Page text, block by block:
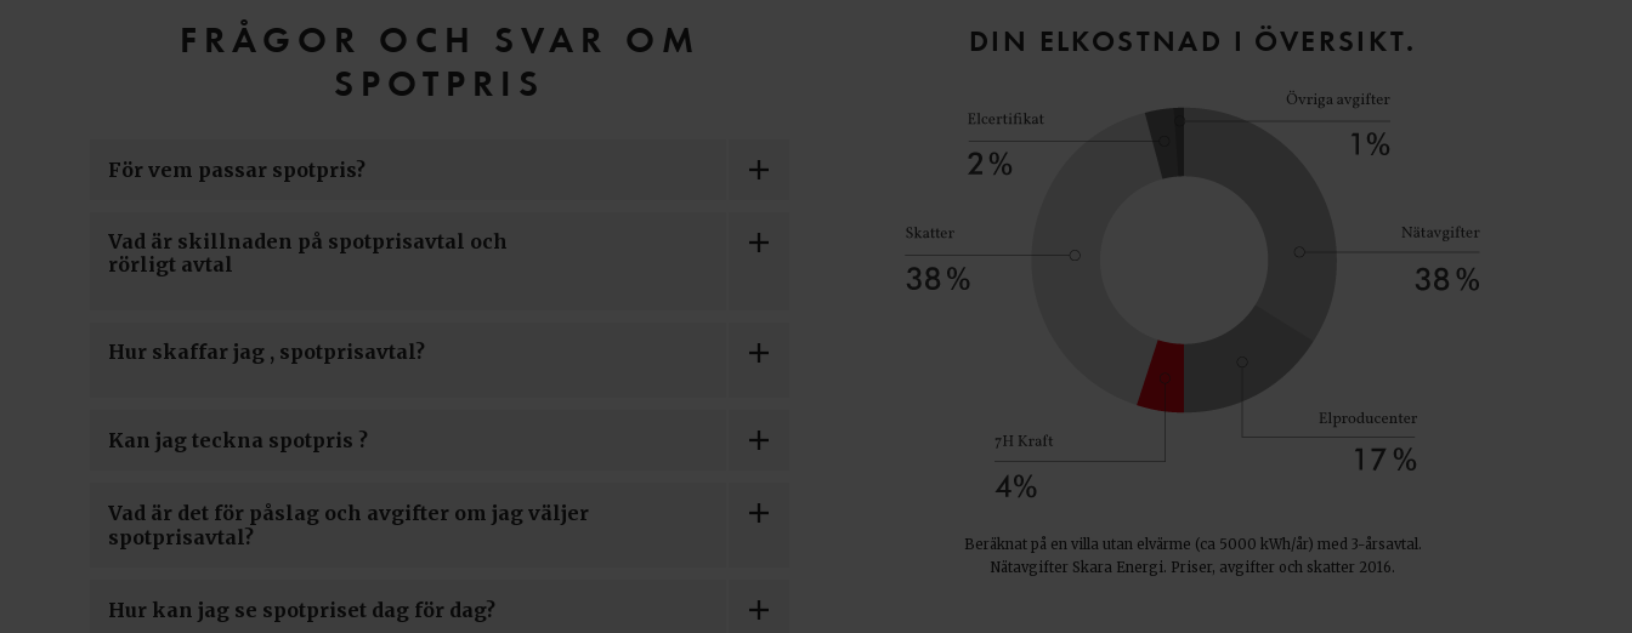
FRÅGOR OCH SVAR OM
SPOTPRIS
För vem passar spotpris?
Vad är skillnaden på spotprisavtal och
rörligt avtal
Hur skaffar jag , spotprisavtal?
Kan jag teckna spotpris ?
Vad är det för påslag och avgifter om jag väljer
spotprisavtal?
Hur kan jag se spotpriset dag för dag?
DIN ELKOSTNAD I ÖVERSIKT.
Beräknat på en villa utan elvärme (ca 5000 kWh/år) med 3-årsavtal.
Nätavgifter Skara Energi. Priser, avgifter och skatter 2016.